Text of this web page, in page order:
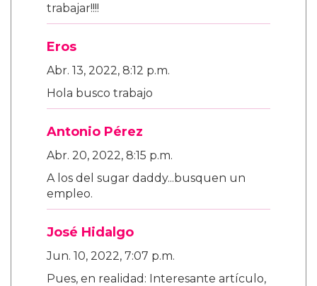
trabajar!!!!
Eros
Abr. 13, 2022, 8:12 p.m.
Hola busco trabajo
Antonio Pérez
Abr. 20, 2022, 8:15 p.m.
A los del sugar daddy...busquen un
empleo.
José Hidalgo
Jun. 10, 2022, 7:07 p.m.
Pues, en realidad: Interesante artículo,